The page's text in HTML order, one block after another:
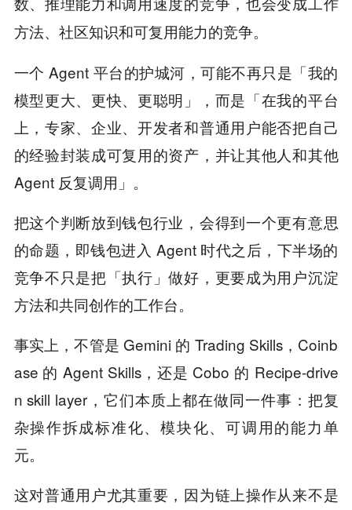
方法、社区知识和可复用能力的竞争。
一个 Agent 平台的护城河，可能不再只是「我的
模型更大、更快、更聪明」，而是「在我的平台
上，专家、企业、开发者和普通用户能否把自己
的经验封装成可复用的资产，并让其他人和其他
Agent 反复调用」。
把这个判断放到钱包行业，会得到一个更有意思
的命题，即钱包进入 Agent 时代之后，下半场的
竞争不只是把「执行」做好，更要成为用户沉淀
方法和共同创作的工作台。
事实上，不管是 Gemini 的 Trading Skills，Coinb
ase 的 Agent Skills，还是 Cobo 的 Recipe-drive
n skill layer，它们本质上都在做同一件事：把复
杂操作拆成标准化、模块化、可调用的能力单
元。
这对普通用户尤其重要，因为链上操作从来不是